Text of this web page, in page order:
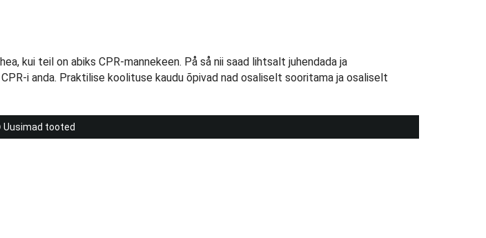
kui teil on abiks CPR-mannekeen. På så nii saad lihtsalt juhendada ja
i anda. Praktilise koolituse kaudu õpivad nad osaliselt sooritama ja osaliselt
Uusimad tooted